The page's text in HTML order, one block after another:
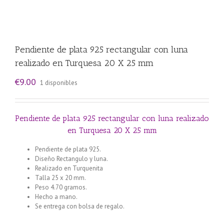
Pendiente de plata 925 rectangular con luna
realizado en Turquesa 20 X 25 mm
€9.00 1 disponibles
Pendiente de plata 925 rectangular con luna realizado
en Turquesa 20 X 25 mm
Pendiente de plata 925.
Diseño Rectangulo y luna.
Realizado en Turquenita
Talla 25 x 20 mm.
Peso 4.70 gramos.
Hecho a mano.
Se entrega con bolsa de regalo.